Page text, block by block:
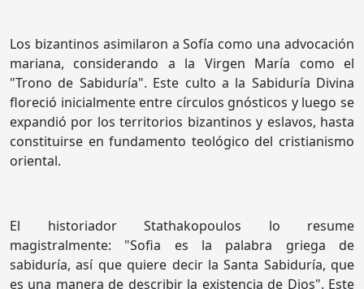
Los bizantinos asimilaron a Sofía como una advocación
mariana, considerando a la Virgen María como el
"Trono de Sabiduría". Este culto a la Sabiduría Divina
floreció inicialmente entre círculos gnósticos y luego se
expandió por los territorios bizantinos y eslavos, hasta
constituirse en fundamento teológico del cristianismo
oriental.
El historiador Stathakopoulos lo resume
magistralmente: "Sofia es la palabra griega de
sabiduría, así que quiere decir la Santa Sabiduría, que
es una manera de describir la existencia de Dios". Este